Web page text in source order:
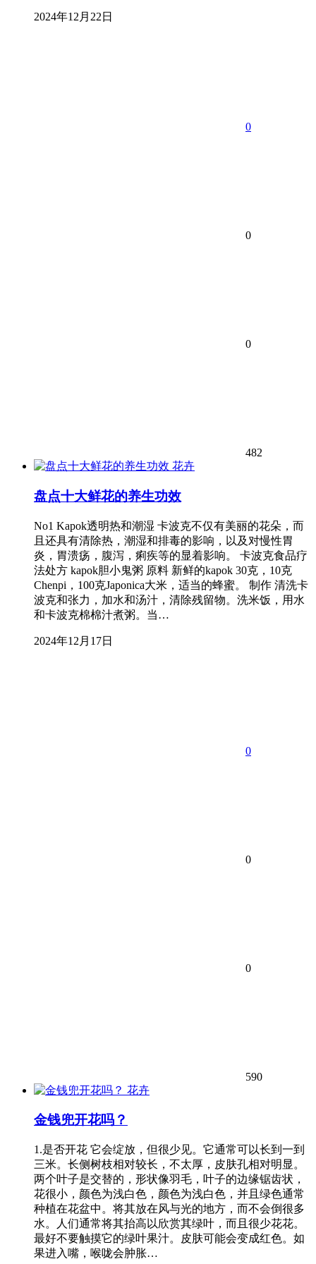
2024年12月22日
0
0
0
482
花卉
盘点十大鲜花的养生功效
No1 Kapok透明热和潮湿 卡波克不仅有美丽的花朵，而
且还具有清除热，潮湿和排毒的影响，以及对慢性胃
炎，胃溃疡，腹泻，痢疾等的显着影响。 卡波克食品疗
法处方 kapok胆小鬼粥 原料 新鲜的kapok 30克，10克
Chenpi，100克Japonica大米，适当的蜂蜜。 制作 清洗卡
波克和张力，加水和汤汁，清除残留物。洗米饭，用水
和卡波克棉棉汁煮粥。当…
2024年12月17日
0
0
0
590
花卉
金钱兜开花吗？
1.是否开花 它会绽放，但很少见。它通常可以长到一到
三米。长侧树枝相对较长，不太厚，皮肤孔相对明显。
两个叶子是交替的，形状像羽毛，叶子的边缘锯齿状，
花很小，颜色为浅白色，颜色为浅白色，并且绿色通常
种植在花盆中。将其放在风与光的地方，而不会倒很多
水。人们通常将其抬高以欣赏其绿叶，而且很少花花。
最好不要触摸它的绿叶果汁。皮肤可能会变成红色。如
果进入嘴，喉咙会肿胀…